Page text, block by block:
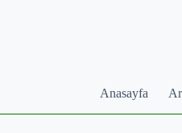
Anasayfa